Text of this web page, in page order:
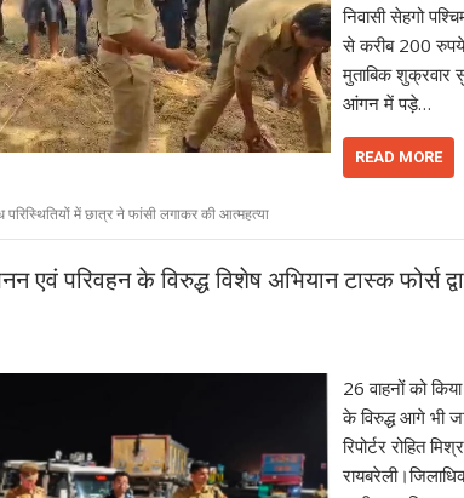
निवासी सेहगो
से करीब 200
मुताबिक
आंगन में पड़े…
READ MORE
परिस्थितियों में छात्र ने फांसी लगाकर की आत्महत्या
परिवहन के विरुद्ध विशेष अभियान टास्क फोर्स
26 वाहनों को
के विरुद्ध आगे भी
रिपोर्टर रोहित